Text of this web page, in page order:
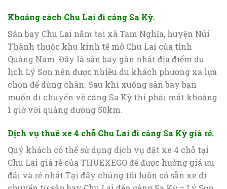
Khoảng cách Chu Lai đi cảng Sa Kỳ.
Sân bay Chu Lai nằm tại xã Tam Nghĩa, huyện Núi
Thành thuộc khu kinh tế mở Chu Lai của tỉnh
Quảng Nam. Đây là sân bay gần nhất địa điểm du
lịch Lý Sơn nên được nhiều du khách phương xa lựa
chọn để dừng chân. Sau khi xuống sân bay bạn
muốn di chuyển về cảng Sa Kỳ thì phải mất khoảng
1 giờ với quảng đường 50km.
Dịch vụ thuê xe 4 chỗ Chu Lai đi cảng Sa Kỳ giá rẻ.
Quý khách có thể sử dụng dịch vụ đặt xe 4 chỗ tại
Chu Lai giá rẻ của THUEXEGO để được hưởng giá ưu
đãi và rẻ nhất.Tại đây chúng tôi luôn có sẵn xe di